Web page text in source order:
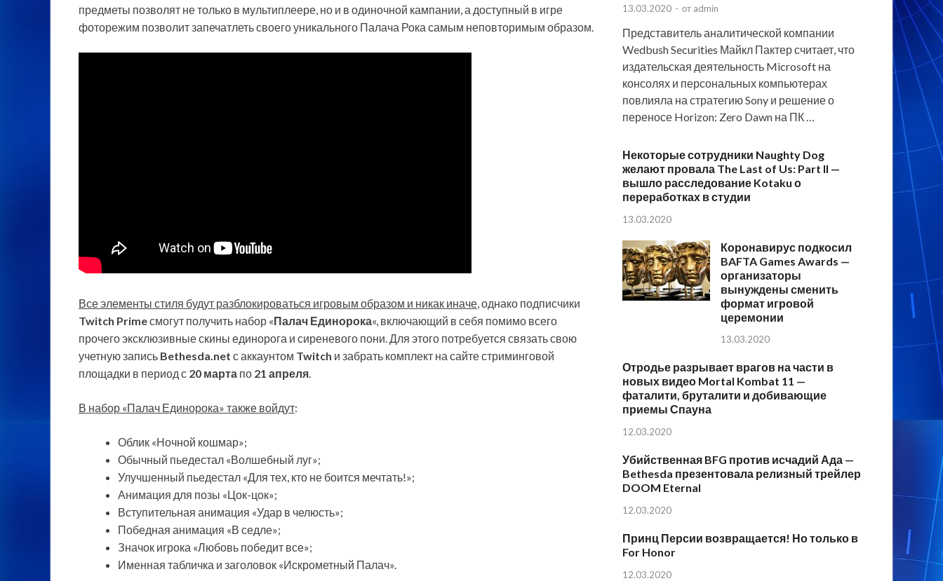
предметы позволят не только в мультиплеере, но и в одиночной кампании, а доступный в игре
фоторежим позволит запечатлеть своего уникального Палача Рока самым неповторимым образом.
Все элементы стиля будут разблокироваться игровым образом и никак иначе, однако подписчики
Twitch Primeсмогут получить набор «Палач Единорока«, включающий в себя помимо всего
прочего эксклюзивные скины единорога и сиреневого пони. Для этого потребуется связать свою
учетную запись Bethesda.net с аккаунтом Twitch и забрать комплект на сайте стриминговой
площадки в период с 20 марта по 21 апреля.
В набор «Палач Единорока» также войдут:
Облик «Ночной кошмар»;
Обычный пьедестал «Волшебный луг»;
Улучшенный пьедестал «Для тех, кто не боится мечтать!»;
Анимация для позы «Цок-цок»;
Вступительная анимация «Удар в челюсть»;
Победная анимация «В седле»;
Значок игрока «Любовь победит все»;
Именная табличка и заголовок «Искрометный Палач».
13.03.2020 - от admin
Представитель аналитической компании
Wedbush Securities Майкл Пактер считает, что
издательская деятельность Microsoft на
консолях и персональных компьютерах
повлияла на стратегию Sony и решение о
переносе Horizon: Zero Dawn на ПК …
Некоторые сотрудники Naughty Dog
желают провала The Last of Us: Part II —
вышло расследование Kotaku о
переработках в студии
13.03.2020
Коронавирус подкосил
BAFTA Games Awards —
организаторы
вынуждены сменить
формат игровой
церемонии
13.03.2020
Отродье разрывает врагов на части в
новых видео Mortal Kombat 11 —
фаталити, бруталити и добивающие
приемы Спауна
12.03.2020
Убийственная BFG против исчадий Ада —
Bethesda презентовала релизный трейлер
DOOM Eternal
12.03.2020
Принц Персии возвращается! Но только в
For Honor
12.03.2020